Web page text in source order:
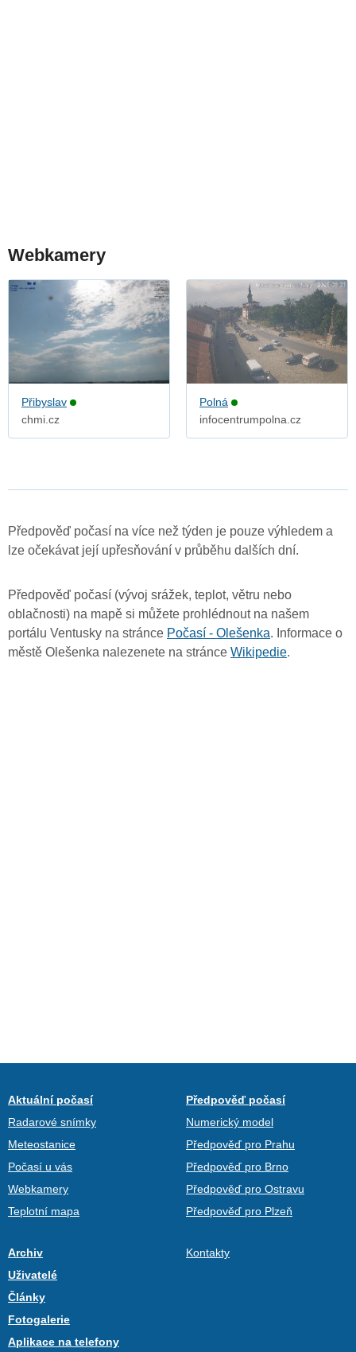
Webkamery
Přibyslav
chmi.cz
Polná
infocentrumpolna.cz
Předpověď počasí na více než týden je pouze výhledem a
lze očekávat její upřesňování v průběhu dalších dní.
Předpověď počasí (vývoj srážek, teplot, větru nebo
oblačnosti) na mapě si můžete prohlédnout na našem
portálu Ventusky na stránce Počasí - Olešenka. Informace o
městě Olešenka nalezenete na stránce Wikipedie.
Aktuální počasí
Radarové snímky
Meteostanice
Počasí u vás
Webkamery
Teplotní mapa
Předpověď počasí
Numerický model
Předpověď pro Prahu
Předpověď pro Brno
Předpověď pro Ostravu
Předpověď pro Plzeň
Archiv
Uživatelé
Články
Fotogalerie
Aplikace na telefony
Kontakty